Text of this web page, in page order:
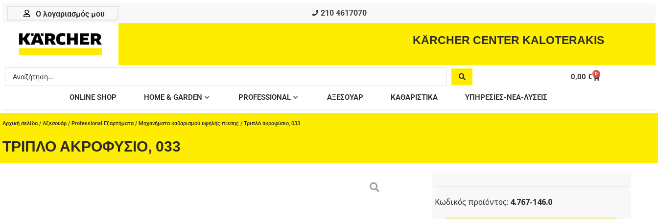
Μετάβαση
Ο λογαριασμός μου 210 4617070
KÄRCHER CENTER KALOTERAKIS
Search
...
0,00€ 0
Cart
ONLINE SHOP HOME & GARDEN PROFESSIONAL ΑΞΕΣΟΥΑΡ ΚΑΘΑΡΙΣΤΙΚΑ ΥΠΗΡΕΣΙΕΣ-ΝΕΑ-ΛΥΣΕΙΣ
Αρχική σελίδα / Αξεσουάρ / Professional Εξαρτήματα / Μηχανήματα καθαρισμού υψηλής πίεσης / Τριπλό ακροφύσιο, 033
ΤΡΙΠΛΌ ΑΚΡΟΦΎΣΙΟ, 033
Κωδικός προϊόντος: 4.767-146.0